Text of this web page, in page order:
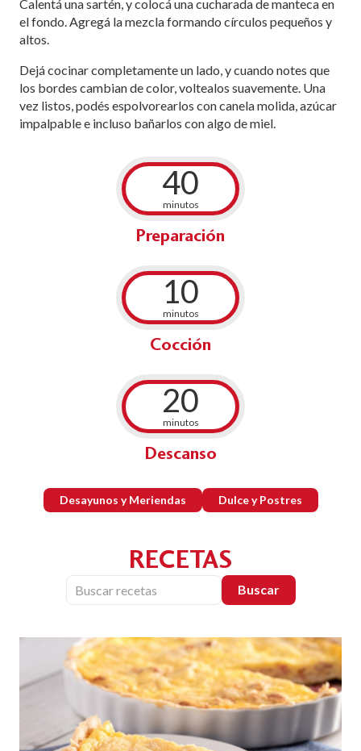
Calentá una sartén, y colocá una cucharada de manteca en
el fondo. Agregá la mezcla formando círculos pequeños y
altos.
Dejá cocinar completamente un lado, y cuando notes que
los bordes cambian de color, voltealos suavemente. Una
vez listos, podés espolvorearlos con canela molida, azúcar
impalpable e incluso bañarlos con algo de miel.
40
minutos
Preparación
10
minutos
Cocción
20
minutos
Descanso
Desayunos y Meriendas Dulce y Postres
RECETAS
Buscar